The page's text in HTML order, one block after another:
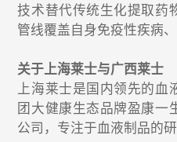
技术替代传统生化提取药
管线覆盖自身免疫性疾病
关于上海莱士与广西莱士
上海莱士是国内领先的血
团大健康生态品牌盈康一
公司，专注于血液制品的